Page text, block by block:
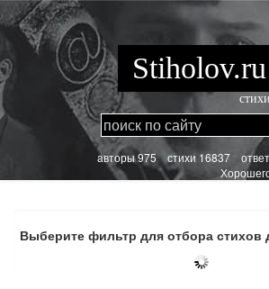
Перейти
к
основному
содержанию
Stiholov.ru
стихи
aвторы 975 стихи 16837
Выберите фильтр для отбора стихов